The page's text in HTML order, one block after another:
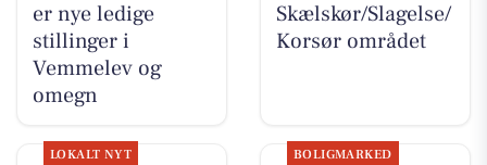
er nye ledige
stillinger i
Vemmelev og
omegn
Skælskør/Slagelse/
Korsør området
LOKALT NYT BOLIGMARKED